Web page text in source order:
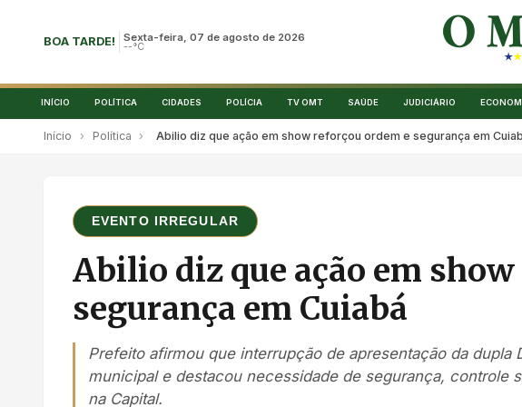
BOA TARDE! Sexta-feira, 07 de agosto de 2026
--°C
INÍCIO POLÍTICA CIDADES POLÍCIA TV OMT SAÚDE JUDICIÁRIO
Início › Política › Abilio diz que ação em show reforçou ordem e segurança em
EVENTO IRREGULAR
Abilio diz que ação em
segurança em Cuiabá
Prefeito afirmou que interrupção de apresentação da
municipal e destacou necessidade de segurança, controle
na Capital.